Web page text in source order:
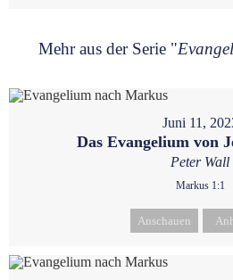
Mehr aus der Serie "
Juni 11,
Das Evangelium von
Peter Wall
Markus 1:1
Anschauen